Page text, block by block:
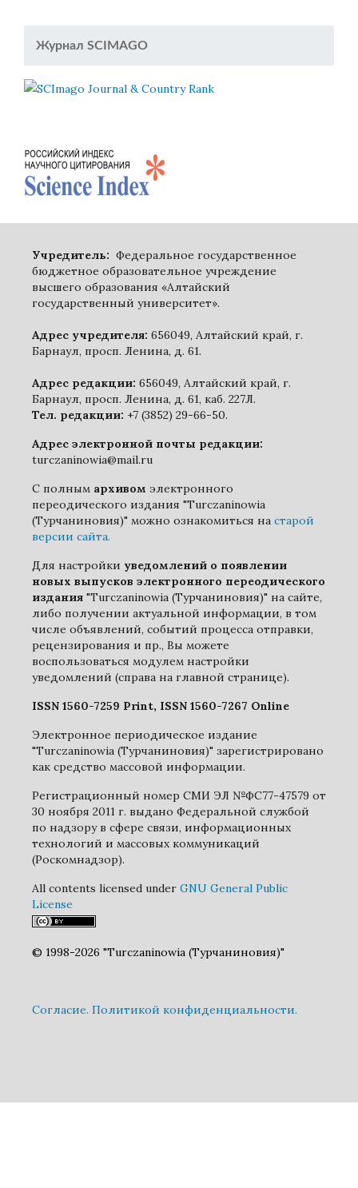
Журнал SCIMAGO
Учредитель: Федеральное государственное
бюджетное образовательное учреждение
высшего образования «Алтайский
государственный университет».
Адрес учредителя: 656049, Алтайский край, г.
Барнаул, просп. Ленина, д. 61.
Адрес редакции: 656049, Алтайский край, г.
Барнаул, просп. Ленина, д. 61, каб. 227Л.
Тел. редакции: +7 (3852) 29-66-50.
Адрес электронной почты редакции:
turczaninowia@mail.ru
С полным архивом электронного
переодического издания "Turczaninowia
(Турчаниновия)" можно ознакомиться на старой
версии сайта.
Для настройки уведомлений о появлении
новых выпусков электронного переодического
издания "Turczaninowia (Турчаниновия)" на сайте,
либо получении актуальной информации, в том
числе объявлений, событий процесса отправки,
рецензирования и пр., Вы можете
воспользоваться модулем настройки
уведомлений (справа на главной странице).
ISSN 1560-7259 Print, ISSN 1560-7267 Online
Электронное периодическое издание
"Turczaninowia (Турчаниновия)" зарегистрировано
как средство массовой информации.
Регистрационный номер СМИ ЭЛ №ФС77-47579 от
30 ноября 2011 г. выдано Федеральной службой
по надзору в сфере связи, информационных
технологий и массовых коммуникаций
(Роскомнадзор).
All contents licensed under GNU General Public
License
© 1998-2026 "Turczaninowia (Турчаниновия)"
Cогласие. Политикой конфиденциальности.